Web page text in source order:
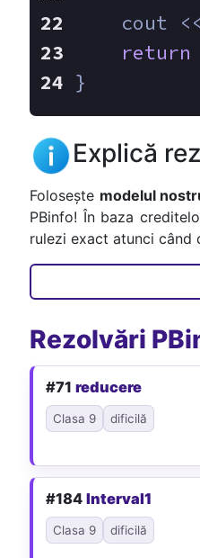
cout
return
}
Explică
Folosește modelul
PBinfo! În baza
rulezi exact atunci când
Rezolvări
#71 reducere
Clasa 9 dificilă
#184 Interval1
Clasa 9 dificilă